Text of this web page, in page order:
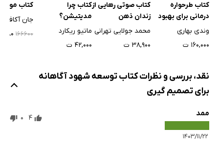
کتاب طرحواره
درمانی برای بهبود
مهارت‌های
وندی بهاری
۱۶۰,۰۰۰ ت
کتاب صوتی رهایی از
زندان ذهن
محمد جولایی تهرانی
۳۸,۹۰۰ ت
کتاب چرا
مدیتیشن؟
ماتیو ریکارد
۴۲,۰۰۰ ت
کتاب
جان آکاف
۱۶۶۶۰۰
نقد، بررسی و نظرات کتاب توسعه شهود آگاهانه
برای تصمیم‌ گیری
ممد
۱۴۰۳/۱۱/۲۲
4
0